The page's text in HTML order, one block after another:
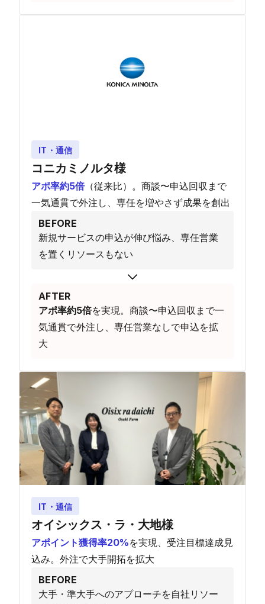
IT・通信
コニカミノルタ様
アポ率約5倍（従来比）。商談〜申込回収まで
一気通貫で外注し、専任を増やさず成果を創出
BEFORE
新規サービスの申込が伸び悩み、専任営業
を置くリソースもない
AFTER
アポ率約5倍を実現。商談〜申込回収まで一
気通貫で外注し、専任営業なしで申込を拡
大
IT・通信
オイシックス・ラ・大地様
アポイント獲得率20%を実現、受注目標達成見
込み。外注で大手開拓を拡大
BEFORE
大手・準大手へのアプローチを自社リソー